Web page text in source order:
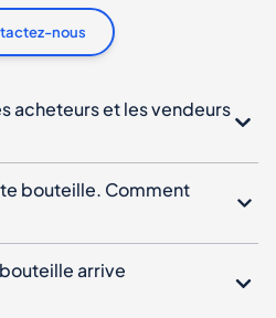
nous
acheteurs et les vendeurs
bouteille. Comment
arrive